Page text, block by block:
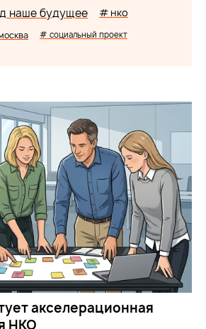
наше будущее # нко
# социальный проект
акселерационная
НКО